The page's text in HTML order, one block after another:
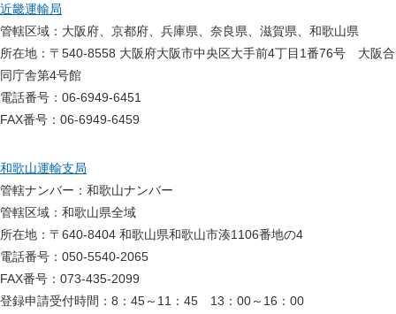
近畿運輸局
管轄区域：大阪府、京都府、兵庫県、奈良県、滋賀県、和歌山県
所在地：〒540-8558 大阪府大阪市中央区大手前4丁目1番76号 大阪合
同庁舎第4号館
電話番号：06-6949-6451
FAX番号：06-6949-6459
和歌山運輸支局
管轄ナンバー：和歌山ナンバー
管轄区域：和歌山県全域
所在地：〒640-8404 和歌山県和歌山市湊1106番地の4
電話番号：050-5540-2065
FAX番号：073-435-2099
登録申請受付時間：8：45～11：45 13：00～16：00